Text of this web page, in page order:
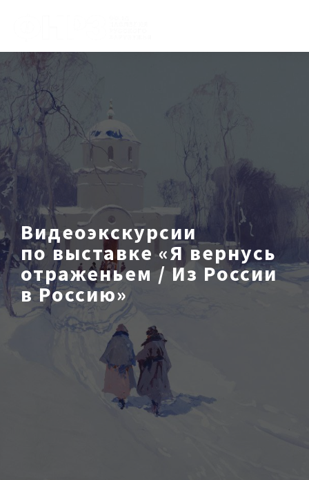
Видеоэкскурсии
по выставке «Я вернусь
отраженьем / Из России
в Россию»